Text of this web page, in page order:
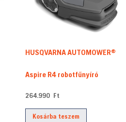
HUSQVARNA AUTOMOWER®
Aspire R4 robotfűnyíró
264.990 Ft
Kosárba teszem